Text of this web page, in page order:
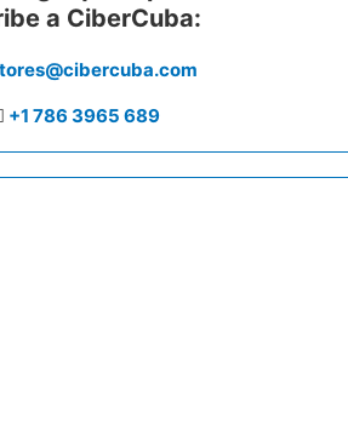
a CiberCuba:
+1 786 3965 689